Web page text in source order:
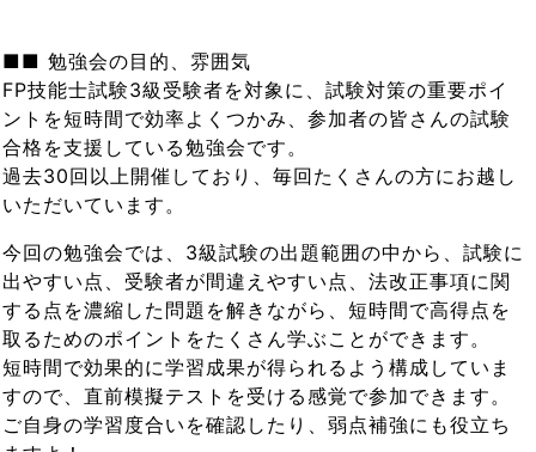
■■ 勉強会の目的、雰囲気
FP技能士試験3級受験者を対象に、試験対策の重要ポイ
ントを短時間で効率よくつかみ、参加者の皆さんの試験
合格を支援している勉強会です。
過去30回以上開催しており、毎回たくさんの方にお越し
いただいています。
今回の勉強会では、3級試験の出題範囲の中から、試験に
出やすい点、受験者が間違えやすい点、法改正事項に関
する点を濃縮した問題を解きながら、短時間で高得点を
取るためのポイントをたくさん学ぶことができます。
短時間で効果的に学習成果が得られるよう構成していま
すので、直前模擬テストを受ける感覚で参加できます。
ご自身の学習度合いを確認したり、弱点補強にも役立ち